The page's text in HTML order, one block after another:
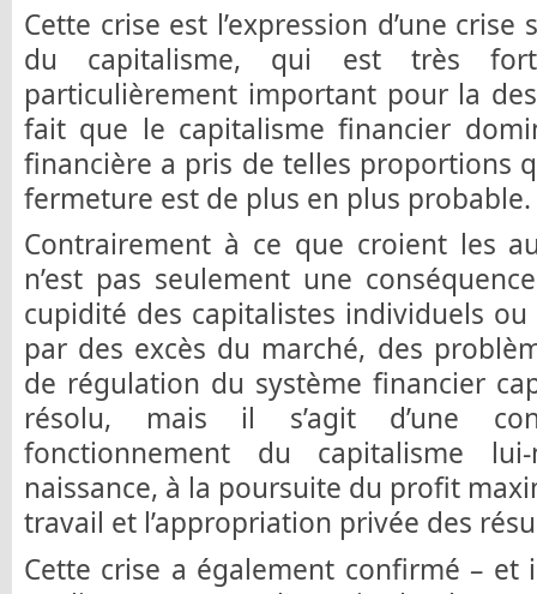
Cette crise est l’expression d’une
du capitalisme, qui est très
particulièrement important pour la
fait que le capitalisme financier
financière a pris de telles proportions
fermeture est de plus en plus probable.
Contrairement à ce que croient les
n’est pas seulement une
cupidité des capitalistes individuels ou
par des excès du marché, des
de régulation du système financier
résolu, mais il s’agit d’une
fonctionnement du capitalisme
naissance, à la poursuite du profit
travail et l’appropriation privée des
Cette crise a également confirmé –